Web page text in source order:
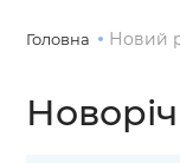
Головна Новий